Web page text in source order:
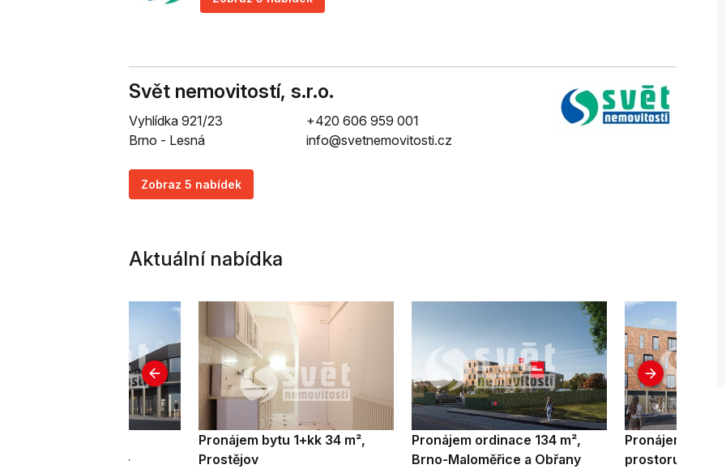
Svět nemovitostí, s.r.o.
Vyhlídka 921/23
Brno - Lesná
Zobraz 5 nabídek
+420 606 959 001
info@svetnemovitosti.cz
Aktuální nabídka
145 m², Brno-
Pronájem bytu 1+kk 34 m²,
Prostějov
Pronájem ordinace 134 m²,
Brno-Maloměřice a Obřany
Pronájem
prostoru 145